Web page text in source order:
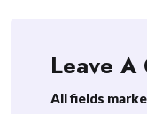
Leave A
All fields